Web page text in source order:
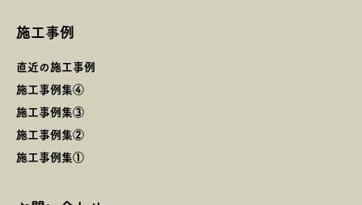
施工事例
直近の施工事例
施工事例集④
施工事例集③
施工事例集②
施工事例集①